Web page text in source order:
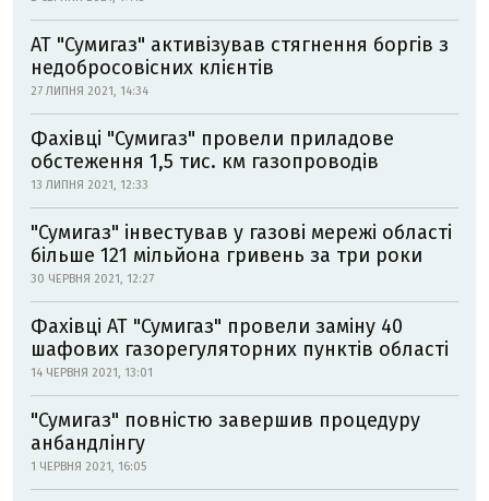
АТ "Сумигаз" активізував стягнення боргів з
недобросовісних клієнтів
27 ЛИПНЯ 2021, 14:34
Фахівці "Сумигаз" провели приладове
обстеження 1,5 тис. км газопроводів
13 ЛИПНЯ 2021, 12:33
"Сумигаз" інвестував у газові мережі області
більше 121 мільйона гривень за три роки
30 ЧЕРВНЯ 2021, 12:27
Фахівці АТ "Сумигаз" провели заміну 40
шафових газорегуляторних пунктів області
14 ЧЕРВНЯ 2021, 13:01
"Сумигаз" повністю завершив процедуру
анбандлінгу
1 ЧЕРВНЯ 2021, 16:05